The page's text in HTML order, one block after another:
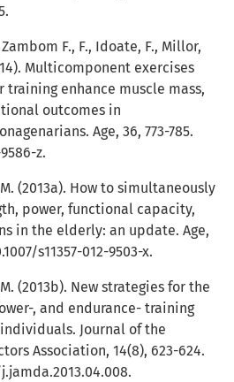
F., F., Idoate, F., Millor,
Multicomponent exercises
enhance muscle mass,
outcomes in
Age, 36, 773-785.
z.
(2013a). How to simultaneously
power, functional capacity,
in the elderly: an update. Age,
s11357-012-9503-x.
(2013b). New strategies for the
, and endurance- training
Journal of the
Association, 14(8), 623-624.